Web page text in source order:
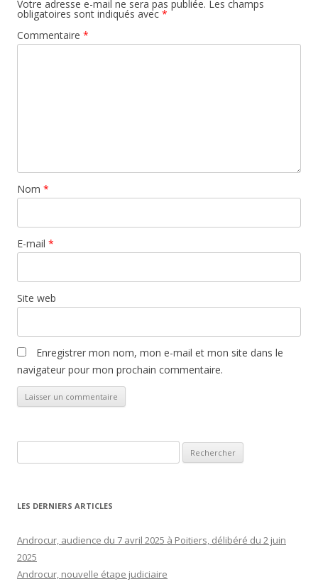
Votre adresse e-mail ne sera pas publiée. Les champs
obligatoires sont indiqués avec *
Commentaire *
Nom *
E-mail *
Site web
Enregistrer mon nom, mon e-mail et mon site dans le
navigateur pour mon prochain commentaire.
LES DERNIERS ARTICLES
Androcur, audience du 7 avril 2025 à Poitiers, délibéré du 2 juin
2025
Androcur, nouvelle étape judiciaire